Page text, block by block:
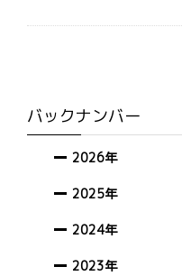
バックナンバー
2026年
2025年
2024年
2023年